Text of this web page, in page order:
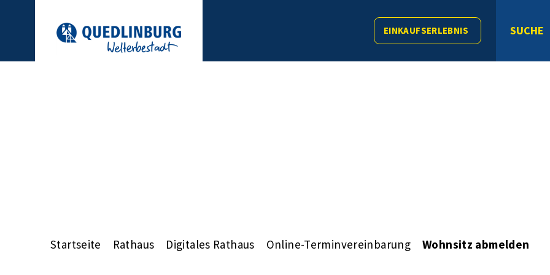
EINKAUFSERLEBNIS SUCHE
Startseite Rathaus Digitales Rathaus Online-Terminvereinbarung Wohnsitz abmelden